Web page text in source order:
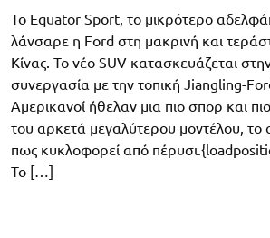
Το Equator Sport, το μικρότερο
λάνσαρε η Ford στη μακρινή και
Κίνας. Το νέο SUV κατασκευάζεται
συνεργασία με την τοπική Jiangling-
Αμερικανοί ήθελαν μια πιο σπορ και
του αρκετά μεγαλύτερου μοντέλου, το
πως κυκλοφορεί από
Το […]